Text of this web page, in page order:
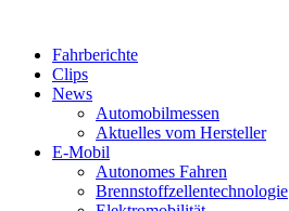
Fahrberichte
Clips
News
Automobilmessen
Aktuelles vom Hersteller
E-Mobil
Autonomes Fahren
Brennstoffzellentechnologie